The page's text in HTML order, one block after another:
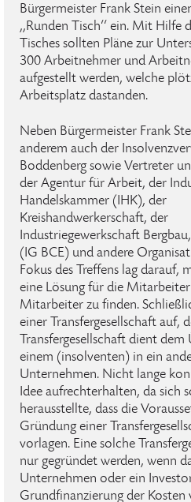
Bürgermeister Frank Stein
,,Runden Tisch‘‘ ein. Mit Hilfe
Tisches sollten Pläne zur
300 Arbeitnehmer und
aufgestellt werden, welche
Arbeitsplatz dastanden.
Neben Bürgermeister Frank
anderem auch der
Boddenberg sowie Vertreter
der Agentur für Arbeit, der
Handelskammer (IHK), der
Kreishandwerkerschaft, der
Industriegewerkschaft
(IG BCE) und andere
Fokus des Treffens lag darauf,
eine Lösung für die
Mitarbeiter zu finden.
einer Transfergesellschaft auf,
Transfergesellschaft dient dem
einem (insolventen) in ein
Unternehmen. Nicht lange
Idee aufrechterhalten, da sich
herausstellte, dass die
Gründung einer
vorlagen. Eine solche
nur gegründet werden, wenn
Unternehmen oder ein
Grundfinanzierung der Kosten